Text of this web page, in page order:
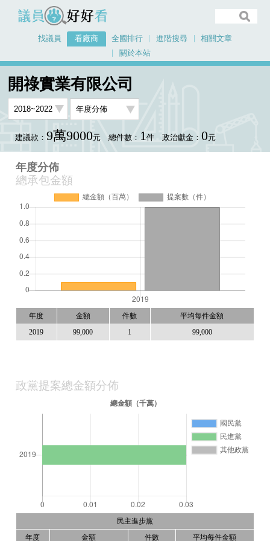
議員好好看
找議員 看廠商 全國排行 進階搜尋
相關文章
關於本站
開祿實業有限公司
建議款： 9萬9000元 總件數： 1件 政治獻金： 0元
年度分佈
總承包金額
年度 金額 件數 平均每件金額
2019 99,000 1 99,000
政黨提案總金額分佈
民主進步黨
年度 金額 件數 平均每件金額